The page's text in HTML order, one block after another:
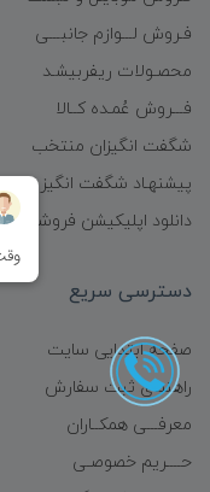
فـروش لـــوازم جانبـــی
محصـولات ریفربیشـد
فـــروش عُمـده کــالا
شگفت انگیزان منتخب
پیشنهـاد شگفت انگیز
دانلود اپلیکیشن فروشگاه
دسترسی سریع
صفحه ابتدایی سایت
راهنمای ثبت سفارش
معرفـــی همکــاران
حــــریم خصوصـی